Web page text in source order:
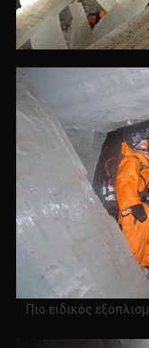
Πιο ειδικός